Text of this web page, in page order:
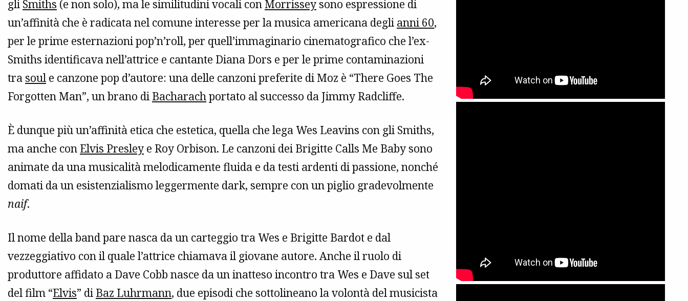
gli Smiths (e non solo), ma le similitudini vocali conMorrisseysono espressione di
un’affinità che è radicata nel comune interesse per la musica americana degli anni 60,
per le prime esternazioni pop’n’roll, per quell’immaginario cinematografico che l’ex-
Smiths identificava nell’attrice e cantante Diana Dors e per le prime contaminazioni
trasoul e canzone pop d’autore: una delle canzoni preferite di Moz è “There Goes The
Forgotten Man”, un brano di Bacharachportato al successo da Jimmy Radcliffe.
È dunque più un’affinità etica che estetica, quella che lega Wes Leavins con gli Smiths,
ma anche con Elvis Presley e Roy Orbison. Le canzoni dei Brigitte Calls Me Baby sono
animate da una musicalità melodicamente fluida e da testi ardenti di passione, nonché
domati da un esistenzialismo leggermente dark, sempre con un piglio gradevolmente
naif.
Il nome della band pare nasca da un carteggio tra Wes e Brigitte Bardot e dal
vezzeggiativo con il quale l’attrice chiamava il giovane autore. Anche il ruolo di
produttore affidato a Dave Cobb nasce da un inatteso incontro tra Wes e Dave sul set
del film “Elvis” di Baz Luhrmann, due episodi che sottolineano la volontà del musicista